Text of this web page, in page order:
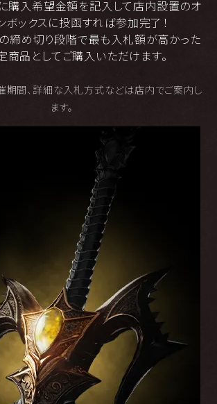
購入希望金額を記入して店内設置のオ
ボックスに投函すれば参加完了！
締め切り段階で最も入札額が高かった
商品としてご購入いただけます。
期間、詳細な入札方式などは店内でご案内し
ます。